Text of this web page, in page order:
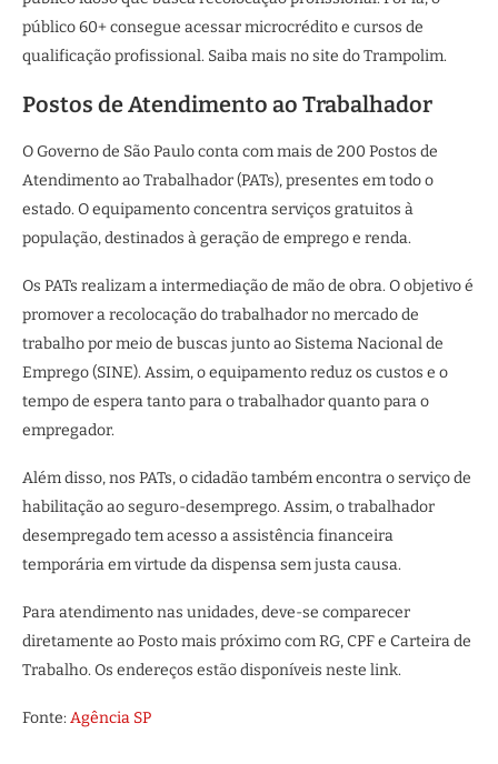
público 60+ consegue acessar microcrédito e cursos de
qualificação profissional. Saiba mais no site do Trampolim.
Postos de Atendimento ao Trabalhador
O Governo de São Paulo conta com mais de 200 Postos de
Atendimento ao Trabalhador (PATs), presentes em todo o
estado. O equipamento concentra serviços gratuitos à
população, destinados à geração de emprego e renda.
Os PATs realizam a intermediação de mão de obra. O objetivo é
promover a recolocação do trabalhador no mercado de
trabalho por meio de buscas junto ao Sistema Nacional de
Emprego (SINE). Assim, o equipamento reduz os custos e o
tempo de espera tanto para o trabalhador quanto para o
empregador.
Além disso, nos PATs, o cidadão também encontra o serviço de
habilitação ao seguro-desemprego. Assim, o trabalhador
desempregado tem acesso a assistência financeira
temporária em virtude da dispensa sem justa causa.
Para atendimento nas unidades, deve-se comparecer
diretamente ao Posto mais próximo com RG, CPF e Carteira de
Trabalho. Os endereços estão disponíveis neste link.
Fonte: Agência SP